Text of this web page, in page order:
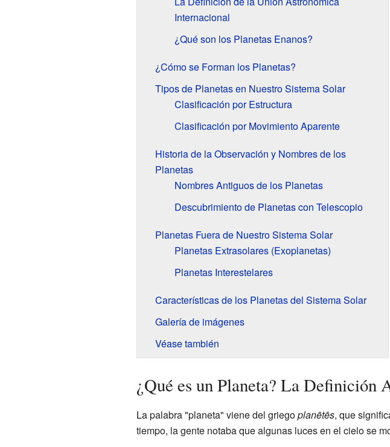
Internacional
¿Qué son los Planetas Enanos?
¿Cómo se Forman los Planetas?
Tipos de Planetas en Nuestro Sistema Solar
Clasificación por Estructura
Clasificación por Movimiento Aparente
Historia de la Observación y Nombres de los
Planetas
Nombres Antiguos de los Planetas
Descubrimiento de Planetas con Telescopio
Planetas Fuera de Nuestro Sistema Solar
Planetas Extrasolares (Exoplanetas)
Planetas Interestelares
Características de los Planetas del Sistema Solar
Galería de imágenes
Véase también
¿Qué es un Planeta? La Definición
La palabra "planeta" viene del griegoplanētēs, que
tiempo, la gente notaba que algunas luces en el cielo se